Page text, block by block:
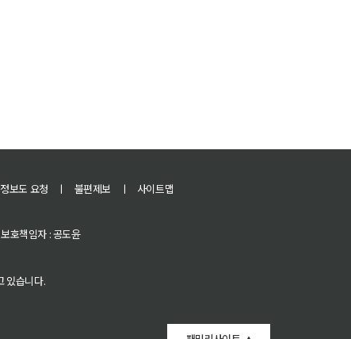
보도 요청 ㅣ 불편제보 ㅣ
사이트맵
호책임자 : 공도윤
있습니다.